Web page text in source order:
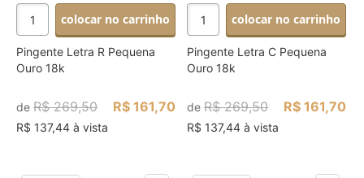
colocar no carrinho
Pingente Letra R Pequena
Ouro 18k
de R$ 269,50 R$ 161,70
R$ 137,44 à vista
colocar no carrinho
Pingente Letra C Pequena
Ouro 18k
deR$ 269,50 R$ 161,70
R$ 137,44 à vista